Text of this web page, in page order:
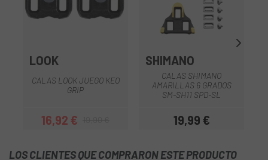
LOOK
CALAS LOOK JUEGO KEO
GRIP
Precio
16,92 €Precio regular
SHIMANO
CALAS SHIMANO
AMARILLAS 6 GRADOS
SM-SH11 SPD-SL
Precio
19,99 €
LOS CLIENTES QUE COMPRARON ESTE PRODUCTO